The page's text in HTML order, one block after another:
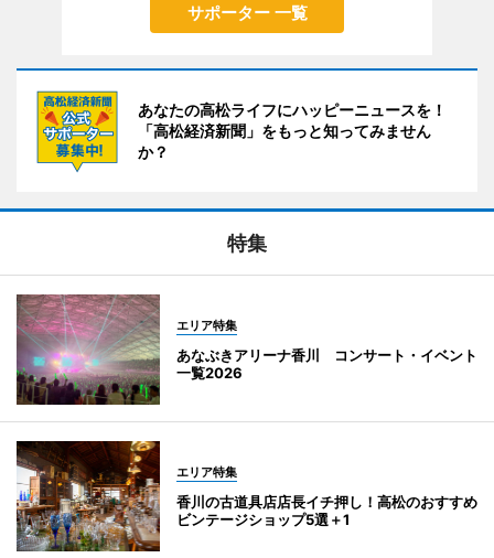
サポーター 一覧
あなたの高松ライフにハッピーニュースを！
「高松経済新聞」をもっと知ってみません
か？
特集
エリア特集
あなぶきアリーナ香川 コンサート・イベント
一覧2026
エリア特集
香川の古道具店店長イチ押し！高松のおすすめ
ビンテージショップ5選＋1